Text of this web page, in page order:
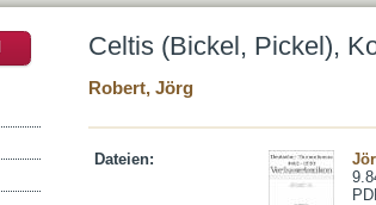
Celtis (Bickel, Pickel),
Robert, Jörg
Dateien: